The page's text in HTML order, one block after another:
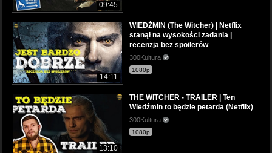
09:45
14:11
WIEDŹMIN (The Witcher) | Netflix
stanął na wysokości zadania |
recenzja bez spoilerów
300Kultura
1080p
13:10
THE WITCHER - TRAILER | Ten
Wiedźmin to będzie petarda (Netflix)
300Kultura
1080p